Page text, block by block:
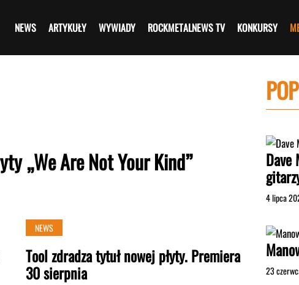
NEWS ARTYKUŁY WYWIADY ROCKMETALNEWS TV KONKURSY
„We Are Not Your Kind”
NEWS
Tool zdradza tytuł nowej płyty. Premiera
30 sierpnia
Dave
4 lipca
23